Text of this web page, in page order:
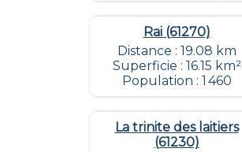
Rai (61270)
Distance : 19.08 km
Superficie : 16.15 km²
Population : 1 460
La trinite des laitiers
(61230)